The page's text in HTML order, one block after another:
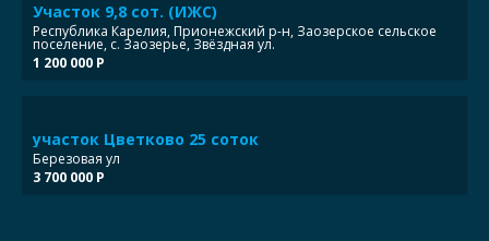
Участок 9,8 сот. (ИЖС)
Республика Карелия, Прионежский р-н, Заозерское сельское
поселение, с. Заозерье, Звёздная ул.
1 200 000 Р
участок Цветково 25 соток
Березовая ул
3 700 000 Р